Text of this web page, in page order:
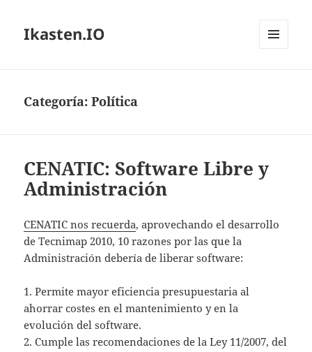
Ikasten.IO
Categoría:Política
CENATIC: Software Libre y
Administración
CENATIC nos recuerda, aprovechando el desarrollo
de Tecnimap 2010, 10 razones por las que la
Administración debería de liberar software:
1. Permite mayor eficiencia presupuestaria al
ahorrar costes en el mantenimiento y en la
evolución del software.
2. Cumple las recomendaciones de la Ley 11/2007, del